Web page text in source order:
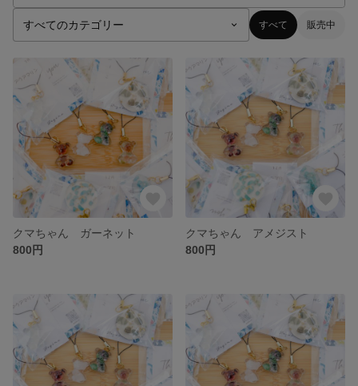
すべて 販売中
クマちゃん ガーネット
800円
クマちゃん アメジスト
800円